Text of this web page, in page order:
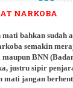
NARKOBA
bahkan sudah
semakin
BNN
justru sipir
mati jangan